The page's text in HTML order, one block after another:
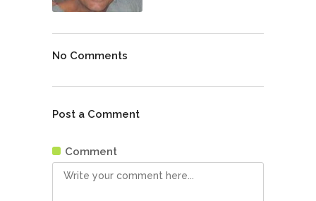
No Comments
Post a Comment
Comment